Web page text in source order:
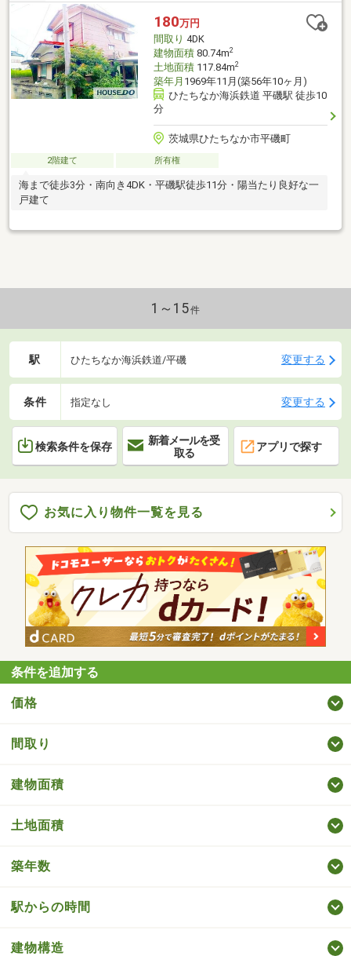
180万円
間取り 4DK
建物面積80.74m2
土地面積117.84m2
築年月 1969年11月(築56年10ヶ月)
ひたちなか海浜鉄道 平磯駅 徒歩10
分
茨城県ひたちなか市平磯町
2階建て 所有権
海まで徒歩3分・南向き4DK・平磯駅徒歩11分・陽当たり良好な一
戸建て
1～15件
駅 ひたちなか海浜鉄道/平磯 変更する
条件 指定なし 変更する
検索条件を保存
新着メールを受
取る
アプリで探す
お気に入り物件一覧を見る
条件を追加する
価格
間取り
建物面積
土地面積
築年数
駅からの時間
建物構造